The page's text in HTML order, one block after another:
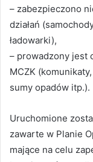
– zabezpieczono
działań
ładowarki),
– prowadzony jest
MCZK
sumy opadów itp.).
Uruchomione
zawarte w Planie
mające na celu